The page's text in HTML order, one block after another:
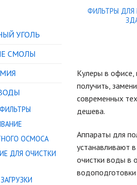
УГОЛЬ
СМОЛЫ
ОСМОСА
ДЛЯ ОЧИСТКИ
ФИЛЬТРЫ
Кулеры в офисе,
получить,
современных
дешева.
Аппараты для
устанавливают
очистки воды в
водоподготовки